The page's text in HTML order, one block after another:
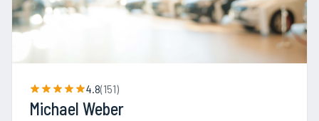
4.8(151)
Michael Weber